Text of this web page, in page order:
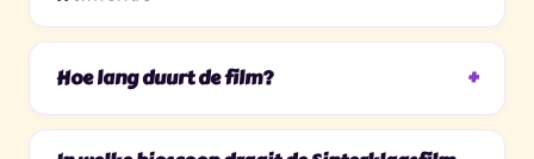
Hoe lang duurt de film?